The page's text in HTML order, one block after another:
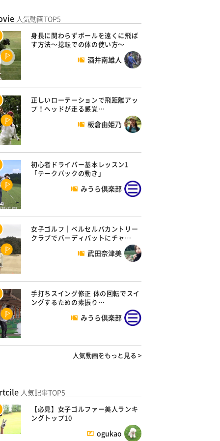
人気動画TOP5
身長に関わらずボールを遠くに飛ば
す方法～捻転での体の使い方～
酒井南雄人
正しいローテーションで飛距離アッ
プ！ヘッドが走る感覚…
板倉由姫乃
初心者ドライバー基本レッスン1
「テークバックの動き」
みうら倶楽部
女子ゴルフ｜ベルセルバカントリー
クラブでバーディパットにチャ…
武田奈津美
手打ちスイング修正 体の回転でスイ
ングするための素振り…
みうら倶楽部
人気動画をもっと見る >
人気記事TOP5
【必見】女子ゴルファー美人ランキ
ングトップ10
ogukao